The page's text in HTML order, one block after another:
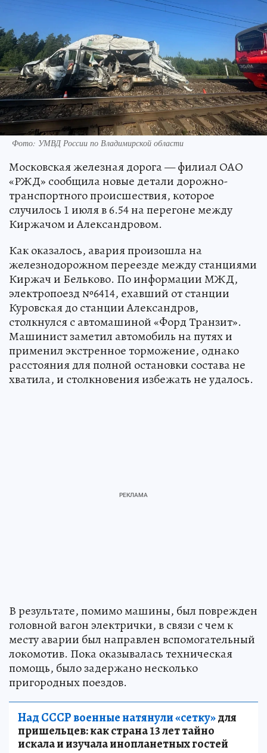
Фото: УМВД России по Владимирской области
Московская железная дорога — филиал ОАО
«РЖД» сообщила новые детали дорожно-
транспортного происшествия, которое
случилось 1 июля в 6.54 на перегоне между
Киржачом и Александровом.
Как оказалось, авария произошла на
железнодорожном переезде между станциями
Киржач и Бельково. По информации МЖД,
электропоезд №6414, ехавший от станции
Куровская до станции Александров,
столкнулся с автомашиной «Форд Транзит».
Машинист заметил автомобиль на путях и
применил экстренное торможение, однако
расстояния для полной остановки состава не
хватила, и столкновения избежать не удалось.
В результате, помимо машины, был поврежден
головной вагон электрички, в связи с чем к
месту аварии был направлен вспомогательный
локомотив. Пока оказывалась техническая
помощь, было задержано несколько
пригородных поездов.
Над СССР военные натянули «сетку»для
пришельцев: как страна 13 лет тайно
искала и изучала инопланетных гостей